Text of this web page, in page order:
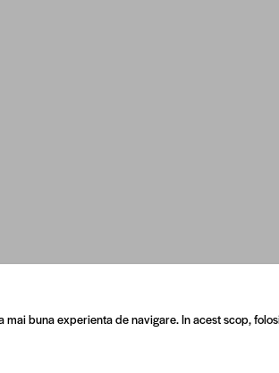
buna experienta de navigare. In acest scop,